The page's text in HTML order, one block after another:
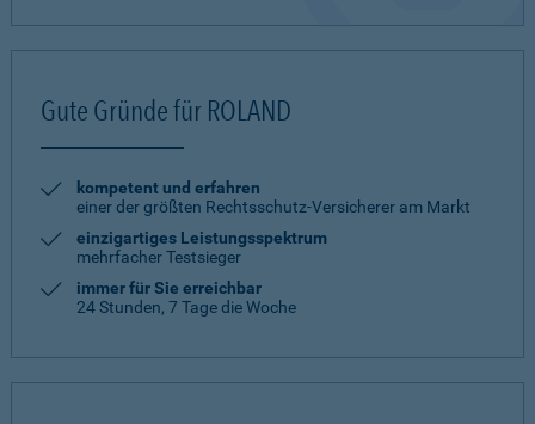
Gute Gründe für ROLAND
kompetent und erfahren
einer der größten Rechtsschutz-Versicherer am Markt
einzigartiges Leistungsspektrum
mehrfacher Testsieger
immer für Sie erreichbar
24 Stunden, 7 Tage die Woche